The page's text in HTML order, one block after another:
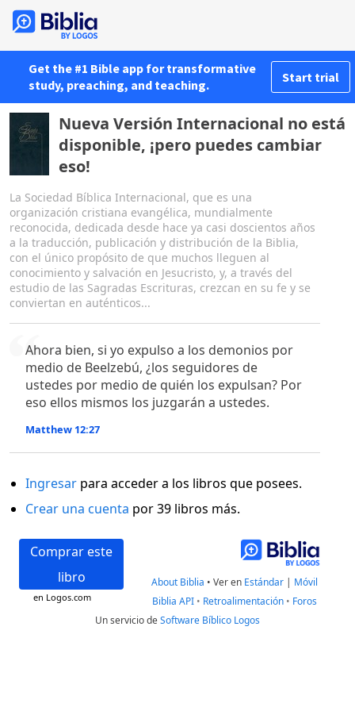
Get the #1 Bible app for transformative
study, preaching, and teaching.
Start trial
Nueva Versión Internacional no está
disponible, ¡pero puedes cambiar
eso!
La Sociedad Bíblica Internacional, que es una
organización cristiana evangélica, mundialmente
reconocida, dedicada desde hace ya casi doscientos años
a la traducción, publicación y distribución de la Biblia,
con el único propósito de que muchos lleguen al
conocimiento y salvación en Jesucristo, y, a través del
estudio de las Sagradas Escrituras, crezcan en su fe y se
conviertan en auténticos...
Ahora bien, si yo expulso a los demonios por
medio de Beelzebú, ¿los seguidores de
ustedes por medio de quién los expulsan? Por
eso ellos mismos los juzgarán a ustedes.
Matthew 12:27
Ingresar para acceder a los libros que posees.
Crear una cuenta por 39 libros más.
Comprar este
libro
en Logos.com
About Biblia • Ver en Estándar | Móvil
Biblia API • Retroalimentación • Foros
Un servicio deSoftware Bíblico Logos